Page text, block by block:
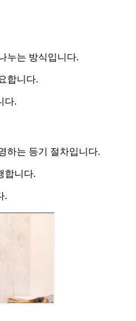
누는 방식입니다.
합니다.
다.
하는 등기 절차입니다.
합니다.
.